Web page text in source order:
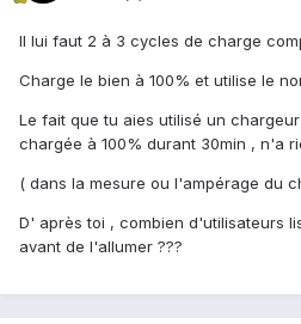
Il lui faut 2 à 3 cycles de charge
Charge le bien à 100% et utilise le
Le fait que tu aies utilisé un
chargée à 100% durant 30min , n'a
( dans la mesure ou l'ampérage du
D' après toi , combien d'utilisateurs
avant de l'allumer ???